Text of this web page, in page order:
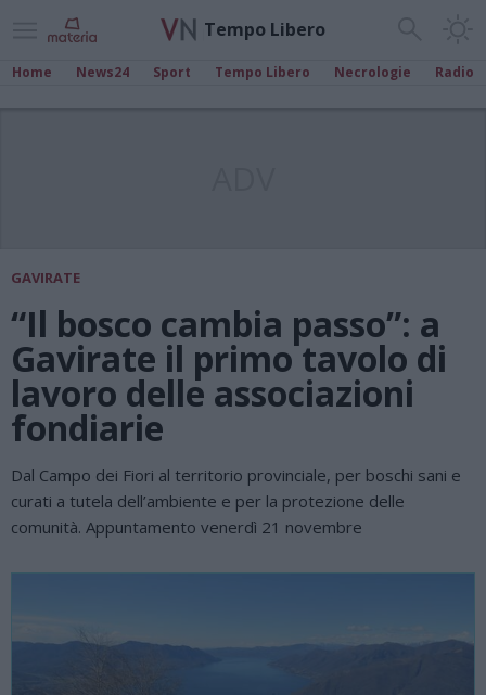
Tempo Libero
Home News24 Sport Tempo Libero Necrologie Radio
GAVIRATE
“Il bosco cambia passo”: a
Gavirate il primo tavolo di
lavoro delle associazioni
fondiarie
Dal Campo dei Fiori al territorio provinciale, per boschi sani e
curati a tutela dell’ambiente e per la protezione delle
comunità. Appuntamento venerdì 21 novembre